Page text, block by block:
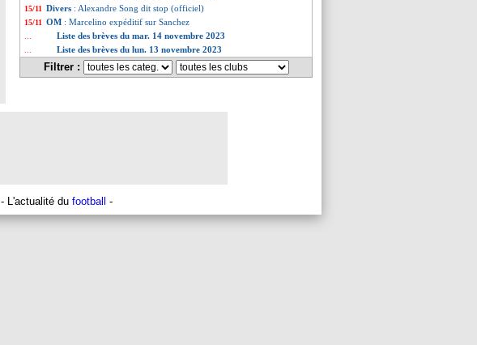
15/11 Divers : Alexandre Song dit stop (officiel)
15/11 OM : Marcelino expéditif sur Sanchez
Liste des brèves du mar. 14 novembre 2023
Liste des brèves du lun. 13 novembre 2023
Filtrer :
- L'actualité du football -